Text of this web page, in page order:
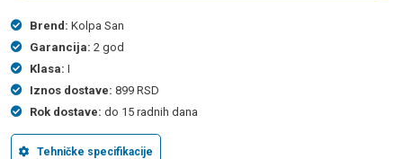
Brend: Kolpa San
Garancija: 2 god
Klasa: I
Iznos dostave: 899 RSD
Rok dostave: do 15 radnih dana
Tehničke specifikacije